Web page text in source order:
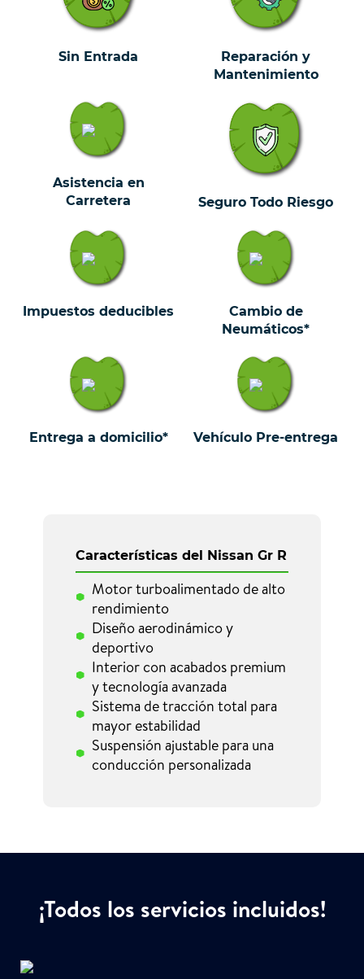
Sin Entrada
Reparación y
Mantenimiento
Asistencia en
Carretera
Seguro Todo Riesgo
Impuestos deducibles
Cambio de
Neumáticos*
Entrega a domicilio* Vehículo Pre-entrega
Características del Nissan Gr R
Motor turboalimentado de alto
rendimiento
Diseño aerodinámico y
deportivo
Interior con acabados premium
y tecnología avanzada
Sistema de tracción total para
mayor estabilidad
Suspensión ajustable para una
conducción personalizada
¡Todos los servicios incluidos!